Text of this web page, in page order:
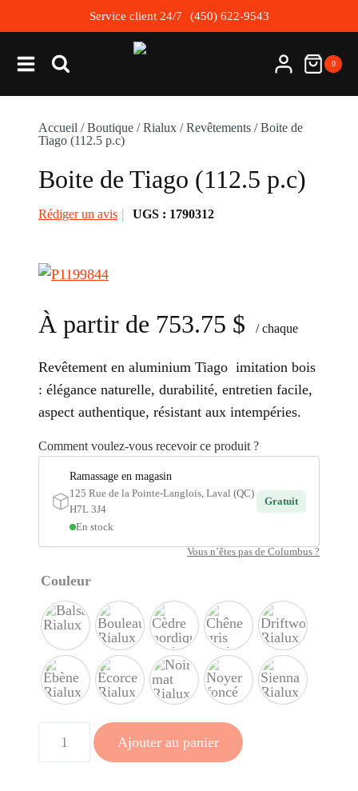
to
content
Service client 24/7 (450) 622-9543
0
Accueil / Boutique / Rialux / Revêtements / Boite de
Tiago (112.5 p.c)
Boite de Tiago (112.5 p.c)
Rédiger un avis UGS : 1790312
À partir de 753.75 $ / chaque
Revêtement en aluminium Tiago imitation bois
: élégance naturelle, durabilité, entretien facile,
aspect authentique, résistant aux intempéries.
Comment voulez-vous recevoir ce produit ?
Ramassage en magasin
125 Rue de la Pointe-Langlois, Laval (QC)
H7L 3J4
En stock
Gratuit
Vous n’êtes pas de Columbus ?
Couleur
Ajouter au panier